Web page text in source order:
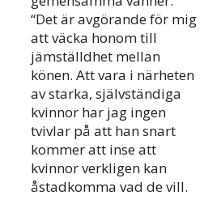
“Det är avgörande för mig
att väcka honom till
jämställdhet mellan
könen. Att vara i närheten
av starka, självständiga
kvinnor har jag ingen
tvivlar på att han snart
kommer att inse att
kvinnor verkligen kan
åstadkomma vad de vill.